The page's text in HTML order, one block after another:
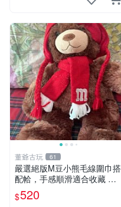
董爺古玩 61
嚴選絕版M豆小熊毛線圍巾搭
配帢，手感順滑適合收藏 絕
版M豆小熊、圍巾、毛線帢
經典好搭
$520